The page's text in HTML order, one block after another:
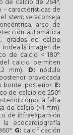
de calcio de 264°,
características de
stent; se aconseja
arco de
automática
grados de calcio
la imagen de
de calcio < 180°.
calcio permiten
mm). D: nódulo
provocada
posterior. E:
de calcio de 250°
como la falta
de calcio (~1 mm).
de infraexpansión
ecocardiografía
G: calcificación